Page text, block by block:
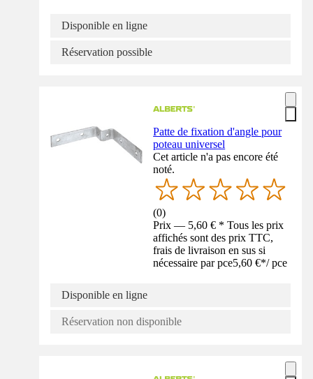
Disponible en ligne
Réservation possible
Patte de fixation d'angle pour
poteau universel
Cet article n'a pas encore été
noté.
(0)
Prix — 5,60 € * Tous les prix
affichés sont des prix TTC,
frais de livraison en sus si
nécessaire par pce5,60 €*/ pce
Disponible en ligne
Réservation non disponible